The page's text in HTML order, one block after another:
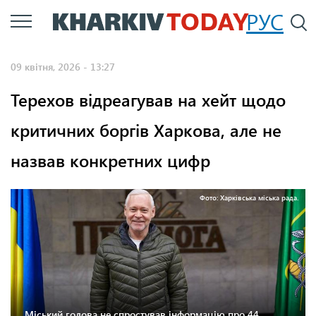
Перейти
до
РУС
09 квітня, 2026 - 13:27
Терехов відреагував на хейт щодо
критичних боргів Харкова, але не
назвав конкретних цифр
Фото: Харківська міська рада.